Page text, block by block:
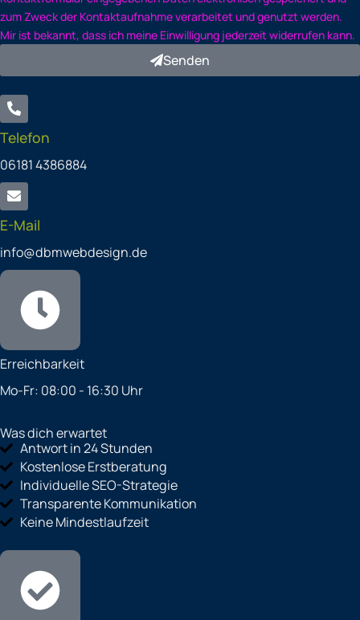
zum Zweck der Kontaktaufnahme verarbeitet und genutzt werden.
Mir ist bekannt, dass ich meine Einwilligung jederzeit widerrufen kann.
Senden
Telefon
06181 4386884
E-Mail
info@dbmwebdesign.de
Erreichbarkeit
Mo-Fr: 08:00 - 16:30 Uhr
Was dich erwartet
Antwort in 24 Stunden
Kostenlose Erstberatung
Individuelle SEO-Strategie
Transparente Kommunikation
Keine Mindestlaufzeit